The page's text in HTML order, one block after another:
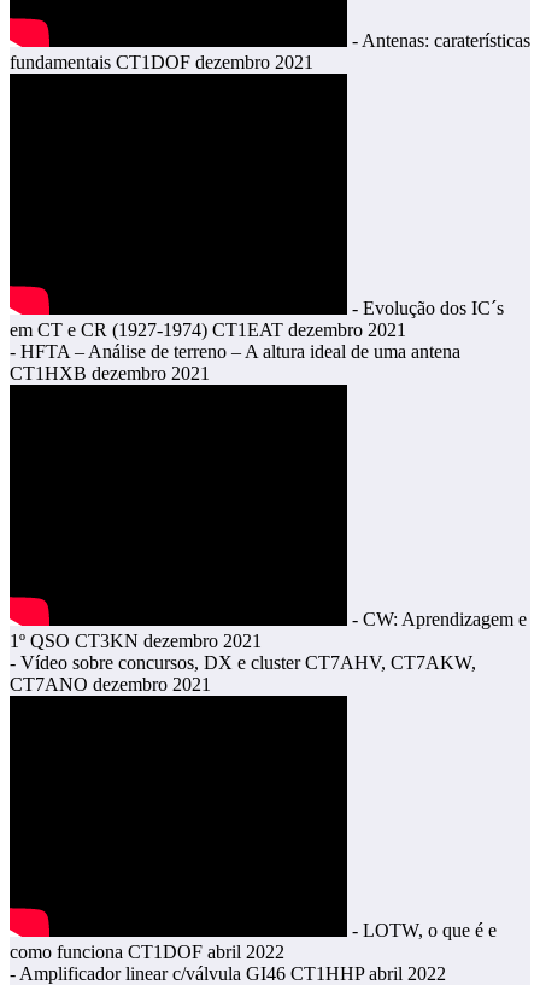
- Antenas: caraterísticas
fundamentais CT1DOF dezembro 2021
- Evolução dos IC´s
em CT e CR (1927-1974) CT1EAT dezembro 2021
- HFTA – Análise de terreno – A altura ideal de uma antena
CT1HXB dezembro 2021
- CW: Aprendizagem e
1º QSO CT3KN dezembro 2021
- Vídeo sobre concursos, DX e cluster CT7AHV, CT7AKW,
CT7ANO dezembro 2021
- LOTW, o que é e
como funciona CT1DOF abril 2022
- Amplificador linear c/válvula GI46 CT1HHP abril 2022